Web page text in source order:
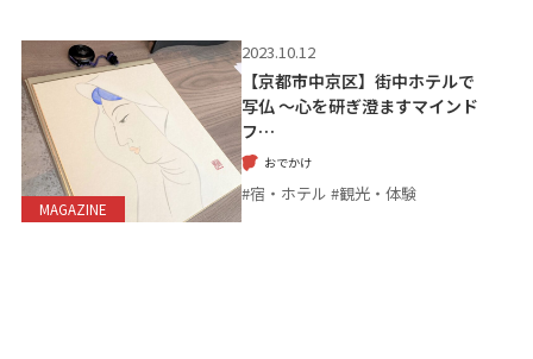
MAGAZINE
2023.10.12
【京都市中京区】街中ホテルで
写仏 ～心を研ぎ澄ますマインド
フ…
おでかけ
#宿・ホテル #観光・体験